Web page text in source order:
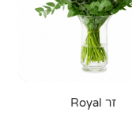
זר Royal